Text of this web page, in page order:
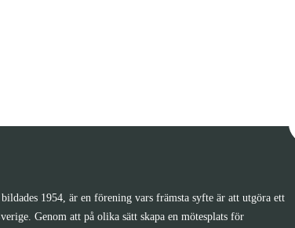
1954, är en förening vars främsta syfte är att utgöra ett
Genom att på olika sätt skapa en mötesplats för